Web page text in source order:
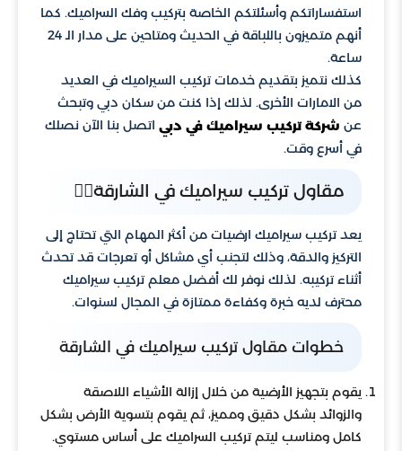
استفساراتكم وأسئلتكم الخاصة بتركيب وفك السراميك. كما
أنهم متميزون باللباقة في الحديث ومتاحين على مدار الـ 24
ساعة.
كذلك نتميز بتقديم خدمات تركيب السيراميك في العديد
من الامارات الأخرى. لذلك إذا كنت من سكان دبي وتبحث
عن شركة تركيب سيراميك في دبي اتصل بنا الآن نصلك
في أسرع وقت.
مقاول تركيب سيراميك في الشارقة👷‍♂️
يعد تركيب سيراميك ارضيات من أكثر المهام التي تحتاج إلى
التركيز والدقة، وذلك لتجنب أي مشاكل أو تعرجات قد تحدث
أثناء تركيبه. لذلك نوفر لك أفضل معلم تركيب سيراميك
محترف لديه خبرة وكفاءة ممتازة في المجال لسنوات.
خطوات مقاول تركيب سيراميك في الشارقة
يقوم بتجهيز الأرضية من خلال إزالة الأشياء اللاصقة
والزوائد بشكل دقيق ومميز، ثم يقوم بتسوية الأرض بشكل
كامل ومناسب ليتم تركيب السراميك على أساس مستوي.